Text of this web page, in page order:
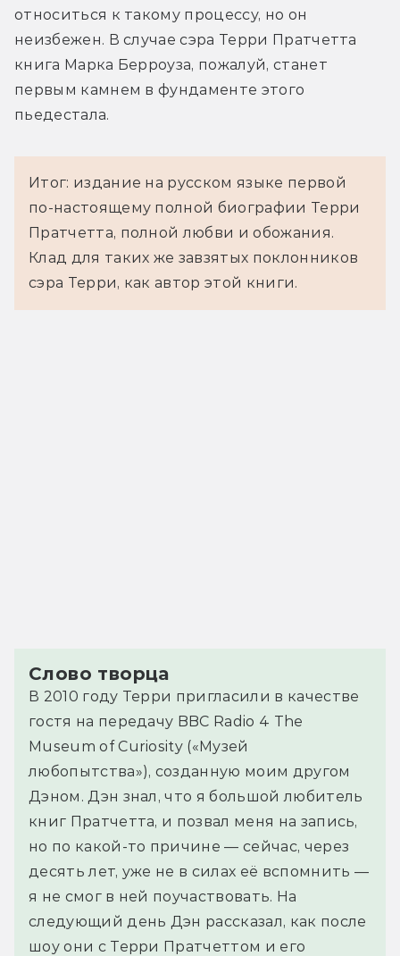
относиться к такому процессу, но он
неизбежен. В случае сэра Терри Пратчетта
книга Марка Берроуза, пожалуй, станет
первым камнем в фундаменте этого
пьедестала.
Итог: издание на русском языке первой
по-настоящему полной биографии Терри
Пратчетта, полной любви и обожания.
Клад для таких же завзятых поклонников
сэра Терри, как автор этой книги.
Слово творца
В 2010 году Терри пригласили в качестве
гостя на передачу BBC Radio 4 The
Museum of Curiosity («Музей
любопытства»), созданную моим другом
Дэном. Дэн знал, что я большой любитель
книг Пратчетта, и позвал меня на запись,
но по какой-то причине — сейчас, через
десять лет, уже не в силах её вспомнить —
я не смог в ней поучаствовать. На
следующий день Дэн рассказал, как после
шоу они с Терри Пратчеттом и его